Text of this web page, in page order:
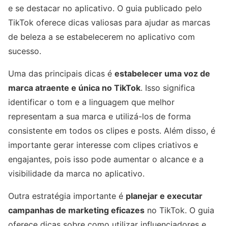
e se destacar no aplicativo. O guia publicado pelo
TikTok oferece dicas valiosas para ajudar as marcas
de beleza a se estabelecerem no aplicativo com
sucesso.
Uma das principais dicas é estabelecer uma voz de
marca atraente e única no TikTok. Isso significa
identificar o tom e a linguagem que melhor
representam a sua marca e utilizá-los de forma
consistente em todos os clipes e posts. Além disso, é
importante gerar interesse com clipes criativos e
engajantes, pois isso pode aumentar o alcance e a
visibilidade da marca no aplicativo.
Outra estratégia importante é planejar e executar
campanhas de marketing eficazes no TikTok. O guia